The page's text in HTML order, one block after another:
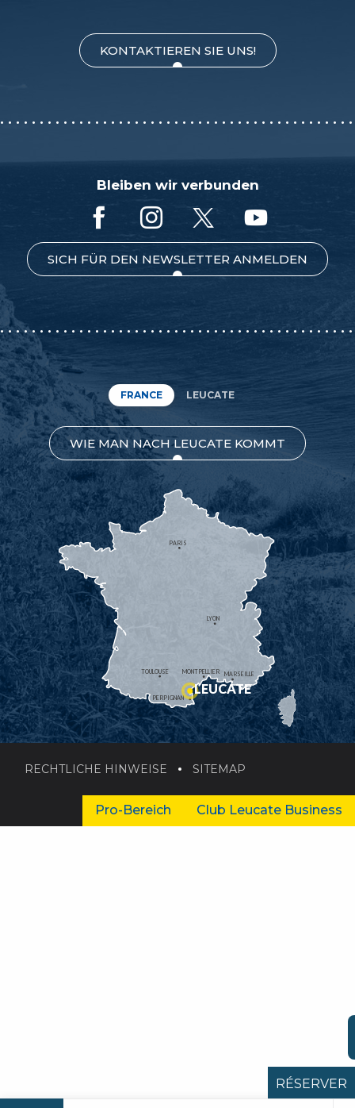
KONTAKTIEREN SIE UNS!
Bleiben wir verbunden
SICH FÜR DEN NEWSLETTER ANMELDEN
FRANCE LEUCATE
WIE MAN NACH LEUCATE KOMMT
MONTPELLIER
PERPIGNAN
MARSEILLE
TOULOUSE
LYON
PARIS
LEUCATE
RECHTLICHE HINWEISE SITEMAP
Pro-Bereich Club Leucate Business
RÉSERVER